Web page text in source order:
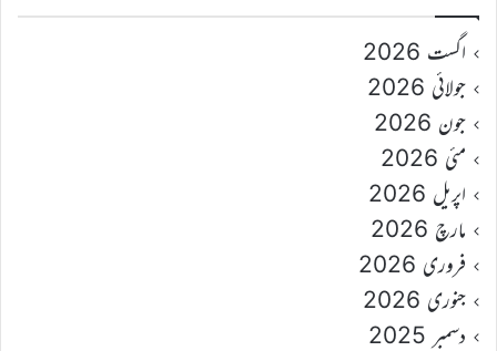
اگست 2026
جولائی 2026
جون 2026
مئی 2026
اپریل 2026
مارچ 2026
فروری 2026
جنوری 2026
دسمبر 2025